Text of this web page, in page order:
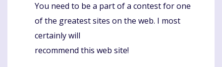
Komentaras
You need to be a part of a contest for one
of the greatest sites on the web. I most
certainly will
recommend this web site!